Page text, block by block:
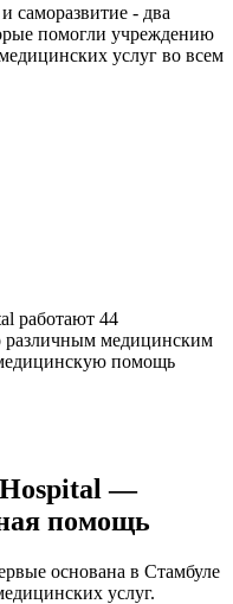
саморазвитие - два
помогли учреждению
услуг во всем
работают 44
различным медицинским
помощь
Hospital —
помощь
основана в Стамбуле
услуг.